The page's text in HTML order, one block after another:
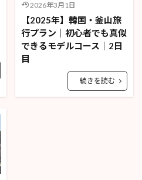
2026年3月1日
【2025年】韓国・釜山旅
行プラン｜初心者でも真似
できるモデルコース｜2日
目
続きを読む